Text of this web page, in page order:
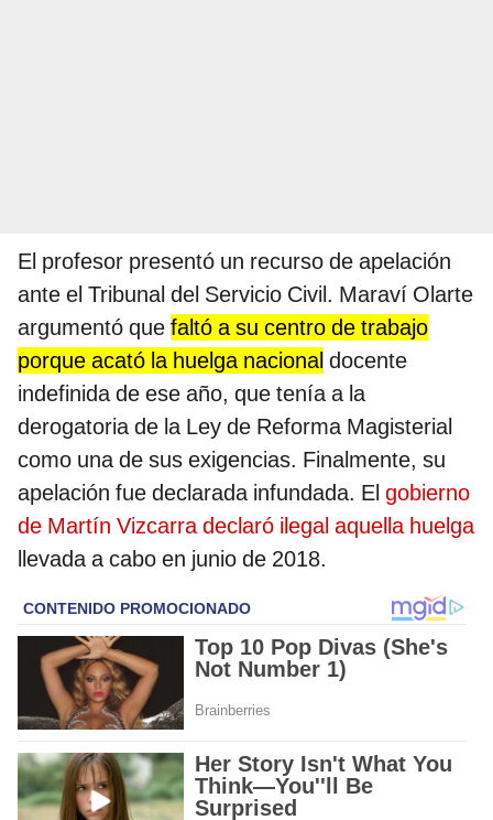
El profesor presentó un recurso de apelación
ante el Tribunal del Servicio Civil. Maraví Olarte
argumentó que faltó a su centro de trabajo
porque acató la huelga nacional docente
indefinida de ese año, que tenía a la
derogatoria de la Ley de Reforma Magisterial
como una de sus exigencias. Finalmente, su
apelación fue declarada infundada. El gobierno
de Martín Vizcarra declaró ilegal aquella huelga
llevada a cabo en junio de 2018.